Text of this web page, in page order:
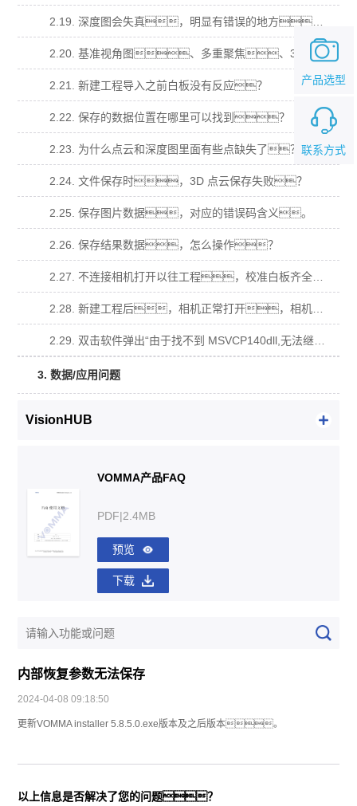
2.19. 深度图会失真，明显有错误的地方，在多视角、基准视角、多重聚焦，明显 有本不属于样品的结果？
2.20. 基准视角图、多重聚焦、3D 点云图都为纯白，深度图为最低颜色纯色？
2.21. 新建工程导入之前白板没有反应？
2.22. 保存的数据位置在哪里可以找到？
2.23. 为什么点云和深度图里面有些点缺失了？
2.24. 文件保存时，3D 点云保存失败？
2.25. 保存图片数据，对应的错误码含义。
2.26. 保存结果数据，怎么操作？
2.27. 不连接相机打开以往工程，校准白板齐全，导入原图计算不出数据？
2.28. 新建工程后，相机正常打开，相机视图有视频流，拍照算不出数据？
2.29. 双击软件弹出“由于找不到 MSVCP140dll,无法继续执行代码，需要安装程序可 能会解决此问题.”窗口？
3. 数据/应用问题
VisionHUB
VOMMA产品FAQ
PDF|2.4MB
预览
下载
内部恢复参数无法保存
2024-04-08 09:18:50
更新VOMMA installer 5.8.5.0.exe版本及之后版本。
以上信息是否解决了您的问题？
联系方式
产品选型